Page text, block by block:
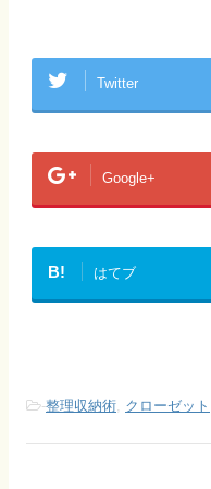
Twitter
Google+
B! はてブ
-整理収納術 クローゼット